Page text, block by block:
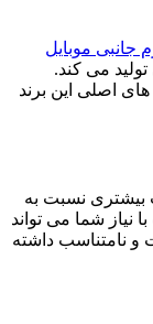
جانبی موبایل
می کند.
اصلی این برند
بیشتری نسبت به
نیاز شما می تواند
نامتناسب داشته